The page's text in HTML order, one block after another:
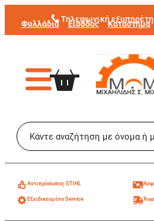
Μετάβαση
στο
Τηλεφωνική
Φυλλάδια Είσοδος Κατάστημα
Aντιπρόσωπος STIHL
Εξειδικευμένο Service